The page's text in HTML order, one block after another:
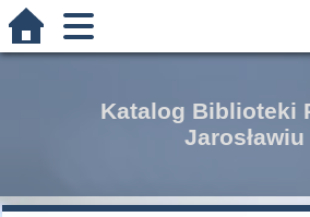
Katalog Biblioteki
Jarosławiu